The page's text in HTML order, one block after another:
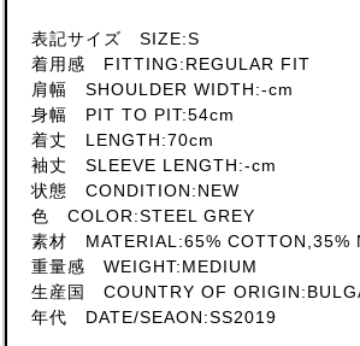
表記サイズ SIZE:S
着用感 FITTING:REGULAR FIT
肩幅 SHOULDER WIDTH:-cm
身幅 PIT TO PIT:54cm
着丈 LENGTH:70cm
袖丈 SLEEVE LENGTH:-cm
状態 CONDITION:NEW
色 COLOR:STEEL GREY
素材 MATERIAL:65% COTTON,35%
重量感 WEIGHT:MEDIUM
生産国 COUNTRY OF
年代 DATE/SEAON:SS2019